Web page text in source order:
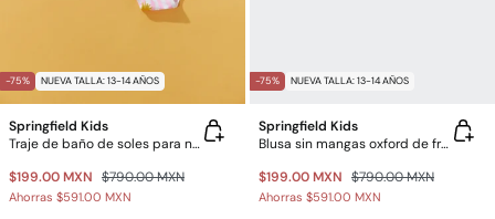
-75% NUEVA TALLA: 13-14 AÑOS
Springfield Kids
Traje de baño de soles para niña
$199.00 MXN $790.00 MXN
Ahorras $591.00 MXN
-75% NUEVA TALLA: 13-14 AÑOS
Springfield Kids
Blusa sin mangas oxford de fresas para niña
$199.00 MXN $790.00 MXN
Ahorras $591.00 MXN